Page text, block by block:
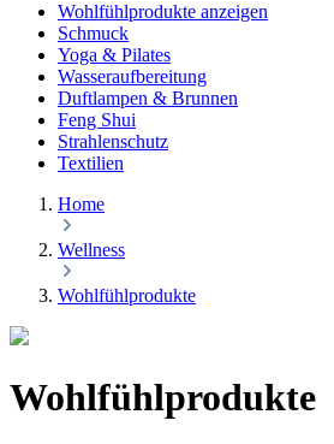
Wohlfühlprodukte anzeigen
Schmuck
Yoga & Pilates
Wasseraufbereitung
Duftlampen & Brunnen
Feng Shui
Strahlenschutz
Textilien
Home
Wellness
Wohlfühlprodukte
Wohlfühlprodukte